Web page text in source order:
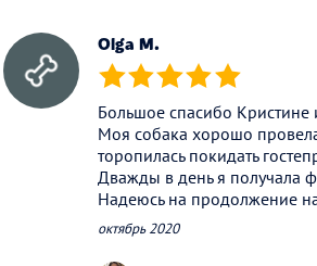
Olga M.
(*) (*) (*) (*) (*)
Большое спасибо Кристине
Моя собака хорошо
торопилась покидать
Дважды в день я получала
Надеюсь на продолжение
октябрь 2020